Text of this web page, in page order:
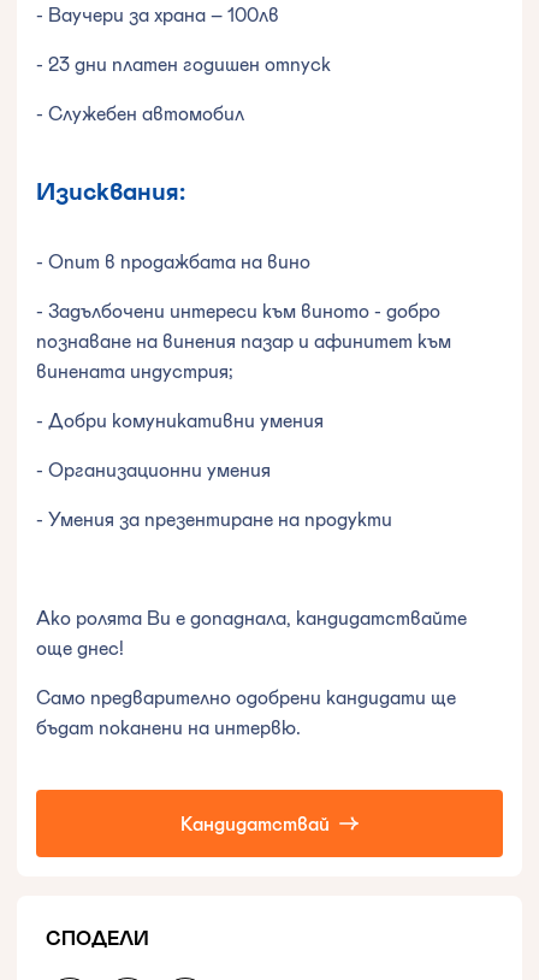
СПОДЕЛИ
- Ваучери за храна – 100лв
- 23 дни платен годишен отпуск
- Служебен автомобил
Изисквания:
- Опит в продажбата на вино
- Задълбочени интереси към виното - добро
познаване на винения пазар и афинитет към
винената индустрия;
- Добри комуникативни умения
- Организационни умения
- Умения за презентиране на продукти
Ако ролята Ви е допаднала, кандидатствайте
още днес!
Само предварително одобрени кандидати ще
бъдат поканени на интервю.
Кандидатствай